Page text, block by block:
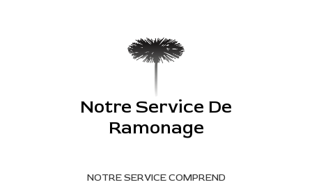
Notre Service De
Ramonage
NOTRE SERVICE COMPREND